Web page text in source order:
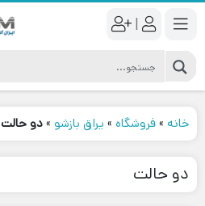
|
خانه »فروشگاه » یراق بازشو »دو حالت
دو حالت